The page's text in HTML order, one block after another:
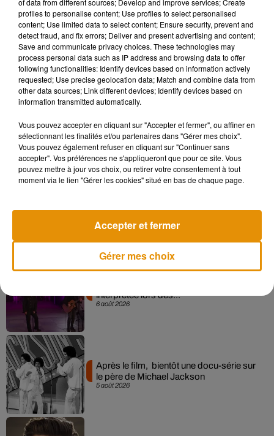
entre une location et le lieu de résidence de l’utilisateur, elle
affirme queles jeunes de moins de 25 ans peuvent
néanmoins réserverdes chambres chez l’habitant ou des
chambres d’hôtel, et ce sans restriction
. De son côté, le
Défenseur des droits a précisé au journalLe Figaro que
mettre en place de telles restrictions n’est pas, en soi,
discriminatoire".
Musique
6 août 2026
« Loups Garous » pour son...
6 août 2026
interprétée lors des...
5 août 2026
Après le film, bientôt une docu-série sur
le père de Michael Jackson
profiles to personalise content; Use profiles to select personalised
content; Use limited data to select content; Ensure security, prevent and
detect fraud, and fix errors; Deliver and present advertising and content;
Save and communicate privacy choices. These technologies may
process personal data such as IP address and browsing data to offer
following functionalities: Identify devices based on information actively
requested; Use precise geolocation data; Match and combine data from
other data sources; Link different devices; Identify devices based on
information transmitted automatically.
Vous pouvez accepter en cliquant sur "Accepter et fermer", ou affiner en
sélectionnant les finalités et/ou partenaires dans "Gérer mes choix".
Vous pouvez également refuser en cliquant sur "Continuer sans
accepter". Vos préférences ne s'appliqueront que pour ce site. Vous
pouvez mettre à jour vos choix, ou retirer votre consentement à tout
moment via le lien "Gérer les cookies" situé en bas de chaque page.
Gérer mes choix
Accepter et fermer